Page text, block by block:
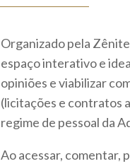
Organizado pela
espaço interativo e
opiniões e viabilizar
(licitações e contratos
regime de pessoal da
Ao acessar, comentar,